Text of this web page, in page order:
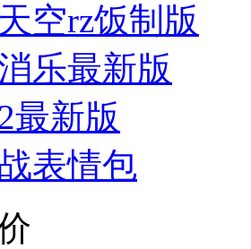
空rz饭制版
乐最新版
最新版
表情包